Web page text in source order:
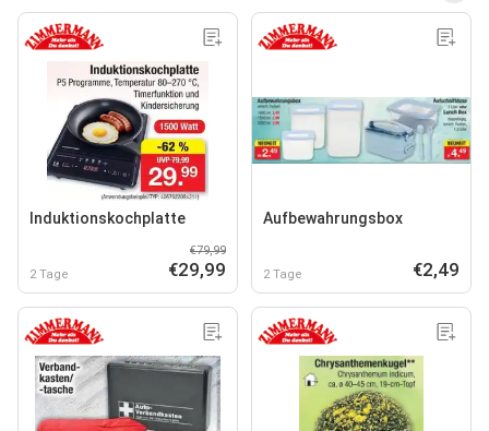
Induktionskochplatte
2 Tage
€79,99
€29,99
Aufbewahrungsbox
2 Tage €2,49